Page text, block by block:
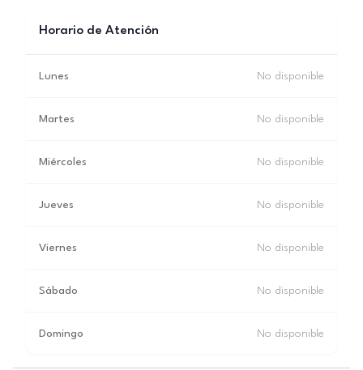
Horario de Atención
Lunes No disponible
Martes No disponible
Miércoles No disponible
Jueves No disponible
Viernes No disponible
Sábado No disponible
Domingo No disponible